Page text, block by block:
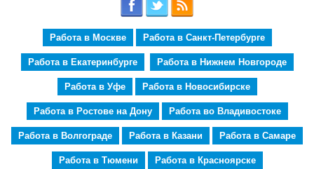
Работа в Москве Работа в Санкт-Петербурге
Работа в Екатеринбурге Работа в Нижнем Новгороде
Работа в Уфе Работа в Новосибирске
Работа в Ростове на Дону Работа во Владивостоке
Работа в Волгограде Работа в Казани Работа в Самаре
Работа в Тюмени Работа в Красноярске